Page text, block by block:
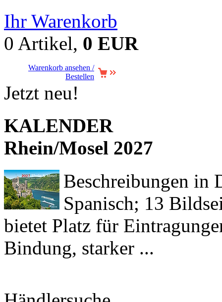
Ihr Warenkorb
0 Artikel, 0 EUR
Warenkorb ansehen /
Bestellen
Jetzt neu!
KALENDER
Rhein/Mosel 2027
Beschreibungen in
Spanisch; 13
bietet Platz für
Bindung, starker ...